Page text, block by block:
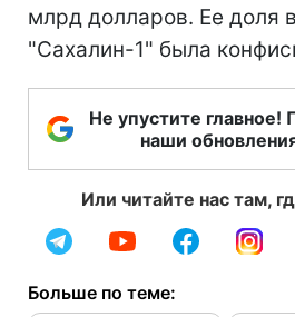
млрд долларов. Ее доля
"Сахалин-1" была
Не упустите главное!
наши
Или читайте нас там,
Больше по теме: